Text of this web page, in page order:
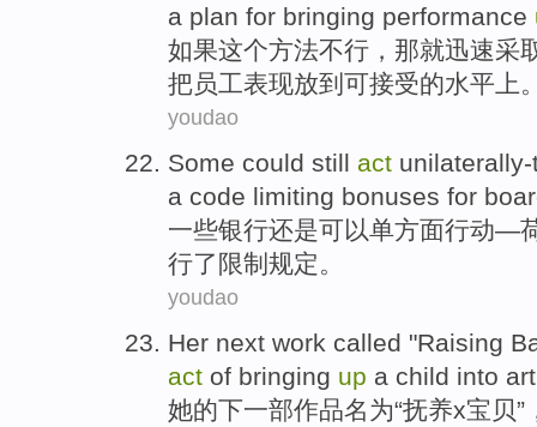
a plan for bringing performance
如果这个方法不行，那就迅速采
把员工表现放到 可接受的水平上
youdao
Some could still act
a code limiting bonuses for
一些银行还是可以单方面行动—
行了 限制规定。
youdao
Her next work called "Raising
act of bringing up a child into art
她的下一部作品名为“抚养x宝贝”